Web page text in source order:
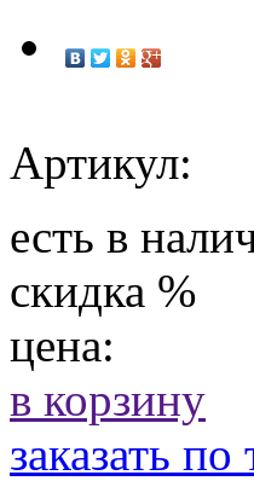
Артикул:
есть в
скидка %
цена:
в корзину
заказать